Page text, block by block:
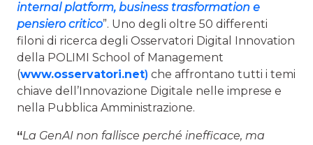
internal platform, business trasformation e
pensiero critico”. Uno degli oltre 50 differenti
filoni di ricerca degli Osservatori Digital Innovation
della POLIMI School of Management
(www.osservatori.net) che affrontano tutti i temi
chiave dell’Innovazione Digitale nelle imprese e
nella Pubblica Amministrazione.
“La GenAI non fallisce perché inefficace, ma